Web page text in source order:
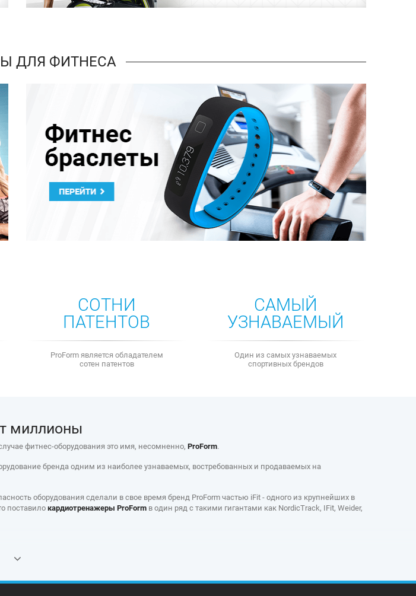
ДЛЯ ФИТНЕСА
СОТНИ
ПАТЕНТОВ
ProForm является обладателем
сотен патентов
САМЫЙ
УЗНАВАЕМЫЙ
Один из самых узнаваемых
спортивных брендов
миллионы
фитнес-оборудования это имя, несомненно, ProForm.
бренда одним из наиболее узнаваемых, востребованных и продаваемых на
оборудования сделали в свое время бренд ProForm частью iFit - одного из крупнейших в
поставило кардиотренажеры ProForm в один ряд с такими гигантами как NordicTrack, IFit, Weider,
магазине ProForm
и лучших традиций производства спортивного оборудования. Это тренажеры, созданные